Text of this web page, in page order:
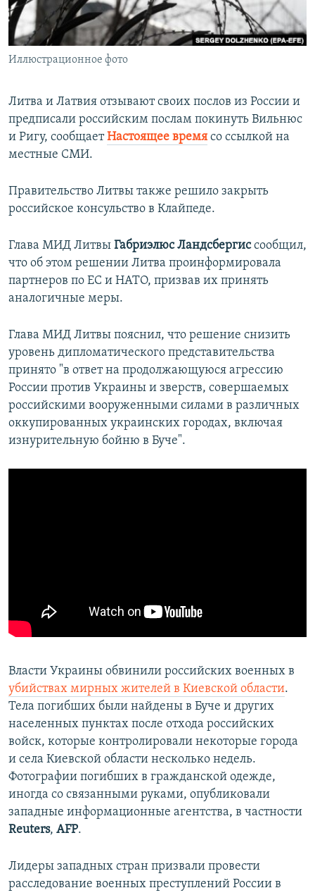
ПОБЕДИТЕЛЕЙ НЕ СУДЯТ?
КРЫМ.НЕПОКОРЕННЫЙ
ELIFBE
ПРИСОЕДИНЯЙТЕСЬ!
Все сайты RFE/RL
Иллюстрационное фото
Литва и Латвия отзывают своих послов из России и
предписали российским послам покинуть Вильнюс
и Ригу, сообщаетНастоящее время со ссылкой на
местные СМИ.
Правительство Литвы также решило закрыть
российское консульство в Клайпеде.
Глава МИД Литвы Габриэлюс Ландсбергиссообщил,
что об этом решении Литва проинформировала
партнеров по ЕС и НАТО, призвав их принять
аналогичные меры.
Глава МИД Литвы пояснил, что решение снизить
уровень дипломатического представительства
принято "в ответ на продолжающуюся агрессию
России против Украины и зверств, совершаемых
российскими вооруженными силами в различных
оккупированных украинских городах, включая
изнурительную бойню в Буче".
Власти Украины обвинили российских военных в
убийствах мирных жителей в Киевской области.
Тела погибших были найдены в Буче и других
населенных пунктах после отхода российских
войск, которые контролировали некоторые города
и села Киевской области несколько недель.
Фотографии погибших в гражданской одежде,
иногда со связанными руками, опубликовали
западные информационные агентства, в частности
Reuters, AFP.
Лидеры западных стран призвали провести
расследование военных преступлений России в